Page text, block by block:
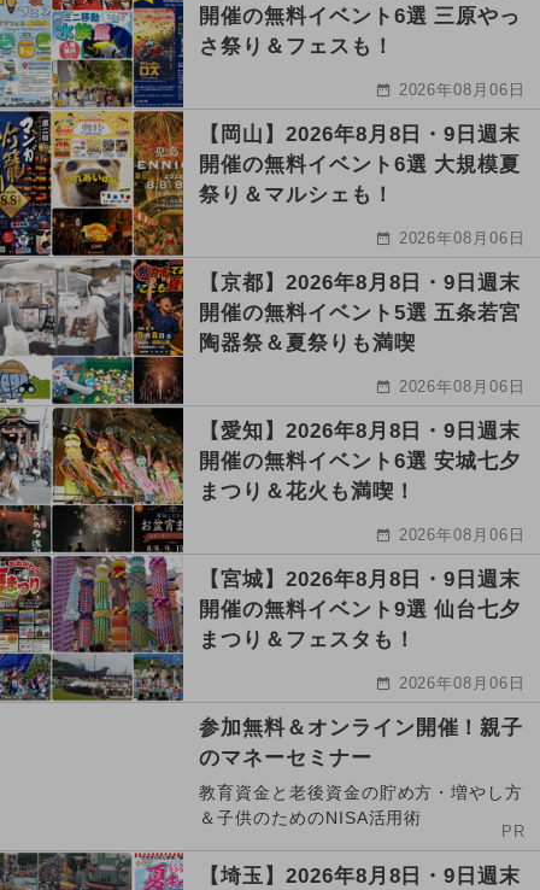
開催の無料イベント6選 三原やっ
さ祭り＆フェスも！
2026年08月06日
【岡山】2026年8月8日・9日週末
開催の無料イベント6選 大規模夏
祭り＆マルシェも！
2026年08月06日
【京都】2026年8月8日・9日週末
開催の無料イベント5選 五条若宮
陶器祭＆夏祭りも満喫
2026年08月06日
【愛知】2026年8月8日・9日週末
開催の無料イベント6選 安城七夕
まつり＆花火も満喫！
2026年08月06日
【宮城】2026年8月8日・9日週末
開催の無料イベント9選 仙台七夕
まつり＆フェスタも！
2026年08月06日
参加無料＆オンライン開催！親子
のマネーセミナー
教育資金と老後資金の貯め方・増やし方
＆子供のためのNISA活用術
PR
【埼玉】2026年8月8日・9日週末